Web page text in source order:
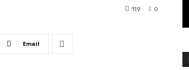
0
119
Email